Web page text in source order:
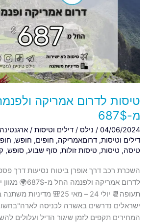
טיסות לדרום אמריקה
מ-687$
04/06/2024
/ נילס / דילים וטיסות / ארגנטינה
דילים וטיסות, דרוםאמריקה, חופים, חופש,
טיסה, טיסות, טיסות זולות, סוף שבוע, סופש,
השכרת רכב דרך אופרן ביטוח נסיעות דרך
לדרום אמריקה
תעופה📆 יולי 24 – מאי 25🎒
ישראלים נדרשים באשרה לכניסה
המחירים תקפים לזמן שיגור הדיל ועלולים
ולפנמה
החל
מ-687$